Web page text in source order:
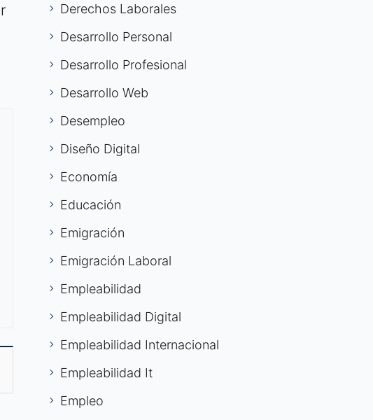
Derechos Laborales
Desarrollo Personal
Desarrollo Profesional
Desarrollo Web
Desempleo
Diseño Digital
Economía
Educación
Emigración
Emigración Laboral
Empleabilidad
Empleabilidad Digital
Empleabilidad Internacional
Empleabilidad It
Empleo